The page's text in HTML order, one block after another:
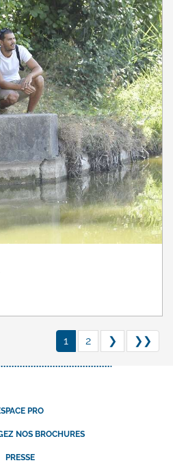
1 2 ❯ ❯❯
PRO
NOS BROCHURES
PRESSE